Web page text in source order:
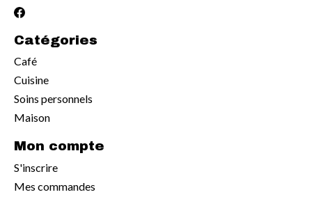
Catégories
Café
Cuisine
Soins personnels
Maison
Mon compte
S'inscrire
Mes commandes